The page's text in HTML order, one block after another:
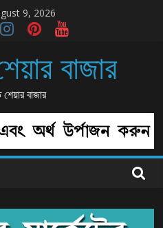
9, 2026
বাজার
শেয়ার বাজার